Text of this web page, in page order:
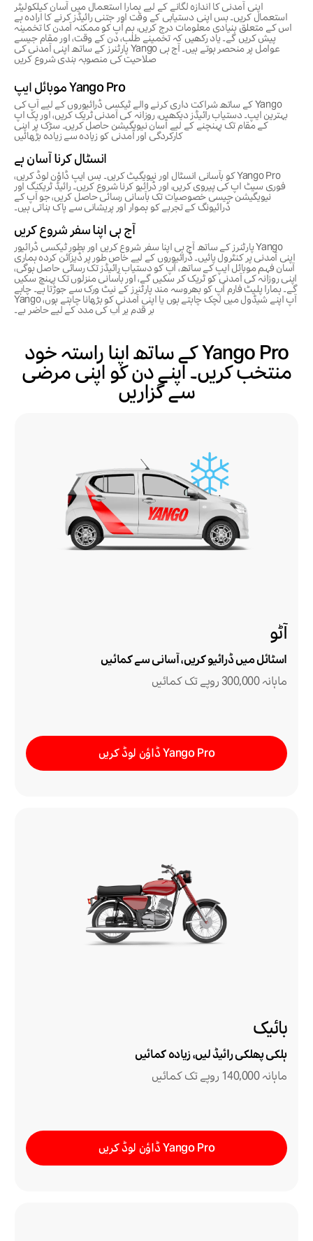
اپنی آمدنی کا اندازہ لگانے کے لیے ہمارا استعمال میں آسان کیلکولیٹر
استعمال کریں۔ بس اپنی دستیابی کے وقت اور جتنی رائیڈز کرنے کا ارادہ ہے
اس کے متعلق بنیادی معلومات درج کریں، ہم آپ کو ممکنہ آمدن کا تخمینہ
پیش کریں گے۔ یاد رکھیں کہ تخمینے طلب، دن کے وقت، اور مقام جیسے
عوامل پر منحصر ہوتے ہیں۔ آج ہی Yango پارٹنرز کے ساتھ اپنی آمدنی کی
صلاحیت کی منصوبہ بندی شروع کریں
Yango Pro موبائل ایپ
Yango کے ساتھ شراکت داری کرنے والے ٹیکسی ڈرائیوروں کے لیے آپ کی
بہترین ایپ۔ دستیاب رائیڈز دیکھیں، روزانہ کی آمدنی ٹریک کریں، اور پک اپ
کے مقام تک پہنچنے کے لیے آسان نیویگیشن حاصل کریں۔ سڑک پر اپنی
کارکردگی اور آمدنی کو زیادہ سے زیادہ بڑھائیں
انسٹال کرنا آسان ہے
Yango Pro کو بآسانی انسٹال اور نیویگیٹ کریں۔ بس ایپ ڈاؤن لوڈ کریں،
فوری سیٹ اپ کی پیروی کریں، اور ڈرائیو کرنا شروع کریں۔ رائیڈ ٹریکنگ اور
نیویگیشن جیسی خصوصیات تک بآسانی رسائی حاصل کریں، جو آپ کے
ڈرائیونگ کے تجربے کو ہموار اور پریشانی سے پاک بناتی ہیں۔
آج ہی اپنا سفر شروع کریں
Yango پارٹنرز کے ساتھ آج ہی اپنا سفر شروع کریں اور بطورِ ٹیکسی ڈرائیور
اپنی آمدنی پر کنٹرول پائیں۔ ڈرائیوروں کے لیے خاص طور پر ڈیزائن کردہ ہماری
آسان فہم موبائل ایپ کے ساتھ، آپ کو دستیاب رائیڈز تک رسائی حاصل ہوگی،
اپنی روزانہ کی آمدنی کو ٹریک کر سکیں گے، اور بآسانی منزلوں تک پہنچ سکیں
گے۔ ہمارا پلیٹ فارم آپ کو بھروسہ مند پارٹنرز کے نیٹ ورک سے جوڑتا ہے۔ چاہے
آپ اپنے شیڈول میں لچک چاہتے ہوں یا اپنی آمدنی کو بڑھانا چاہتے ہوں، Yango
ہر قدم پر آپ کی مدد کے لیے حاضر ہے۔
Yango Pro کے ساتھ اپنا راستہ خود
منتخب کریں۔ اپنے دن کو اپنی مرضی
سے گزاریں
آٹو
اسٹائل میں ڈرائیو کریں، آسانی سے کمائیں
ماہانہ 300,000 روپے تک کمائیں
Yango Pro ڈاؤن لوڈ کریں
بائیک
ہلکی پھلکی رائیڈ لیں، زیادہ کمائیں
ماہانہ 140,000 روپے تک کمائیں
Yango Pro ڈاؤن لوڈ کریں